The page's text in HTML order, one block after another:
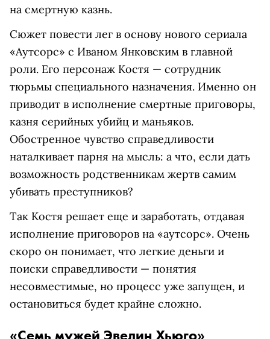
на смертную казнь.
Сюжет повести лег в основу нового сериала
«Аутсорс» с Иваном Янковским в главной
роли. Его персонаж Костя — сотрудник
тюрьмы специального назначения. Именно он
приводит в исполнение смертные приговоры,
казня серийных убийц и маньяков.
Обостренное чувство справедливости
наталкивает парня на мысль: а что, если дать
возможность родственникам жертв самим
убивать преступников?
Так Костя решает еще и заработать, отдавая
исполнение приговоров на «аутсорс». Очень
скоро он понимает, что легкие деньги и
поиски справедливости — понятия
несовместимые, но процесс уже запущен, и
остановиться будет крайне сложно.